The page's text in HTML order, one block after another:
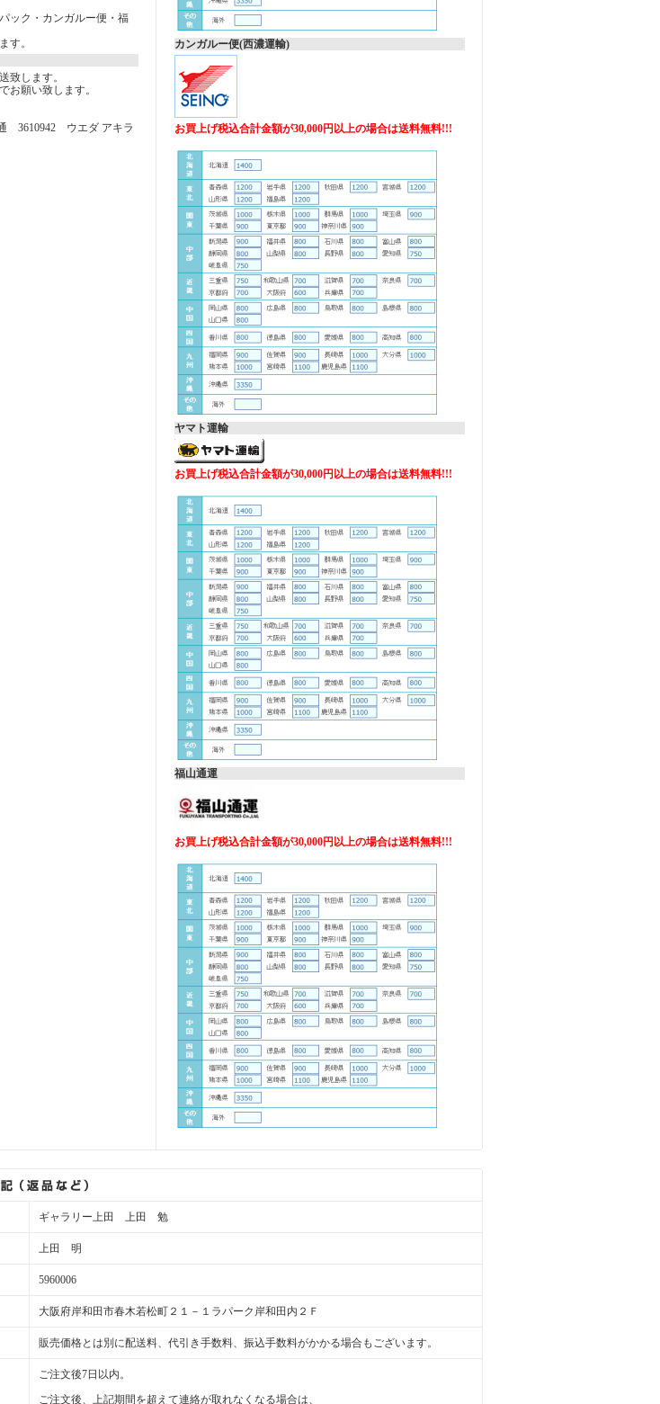
ック・カンガルー便・福
す。
致します。
お願い致します。
3610942 ウエダ アキラ
カンガルー便(西濃運輸)
お買上げ税込合計金額が30,000円以上の場合は送料無料!!!
ヤマト運輸
お買上げ税込合計金額が30,000円以上の場合は送料無料!!!
福山通運
お買上げ税込合計金額が30,000円以上の場合は送料無料!!!
ギャラリー上田 上田 勉
上田 明
5960006
大阪府岸和田市春木若松町２１－１ラパーク岸和田内２Ｆ
販売価格とは別に配送料、代引き手数料、振込手数料がかかる場合もございます。
ご注文後7日以内。
ご注文後、上記期間を超えて連絡が取れなくなる場合は、